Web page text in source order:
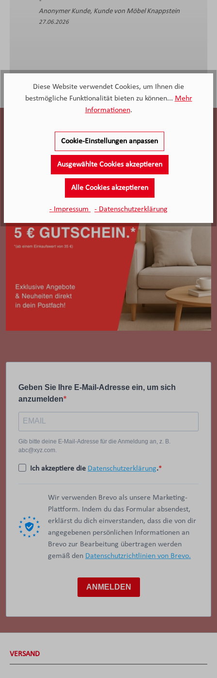
praktische Reinigungsbürste
Anonymer Kunde, Kunde von Möbel Knappstein
27.06.2026
Geben Sie Ihre E-Mail-Adresse ein, um sich
anzumelden
Gib bitte deine E-Mail-Adresse für die Anmeldung an, z. B.
abc@xyz.com.
Ich akzeptiere die Datenschutzerklärung.
Wir verwenden Brevo als unsere Marketing-
Plattform. Indem du das Formular absendest,
erklärst du dich einverstanden, dass die von dir
angegebenen persönlichen Informationen an
Brevo zur Bearbeitung übertragen werden
gemäß den Datenschutzrichtlinien von Brevo.
ANMELDEN
VERSAND
Diese Website verwendet Cookies, um Ihnen die
bestmögliche Funktionalität bieten zu können... Mehr
Informationen.
Cookie-Einstellungen anpassen
Ausgewählte Cookies akzeptieren
Alle Cookies akzeptieren
- Impressum - Datenschutzerklärung